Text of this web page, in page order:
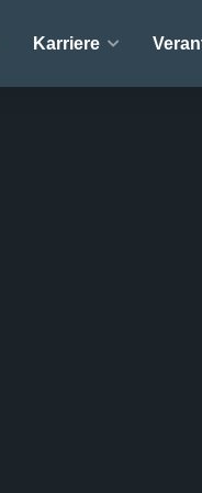
Karriere